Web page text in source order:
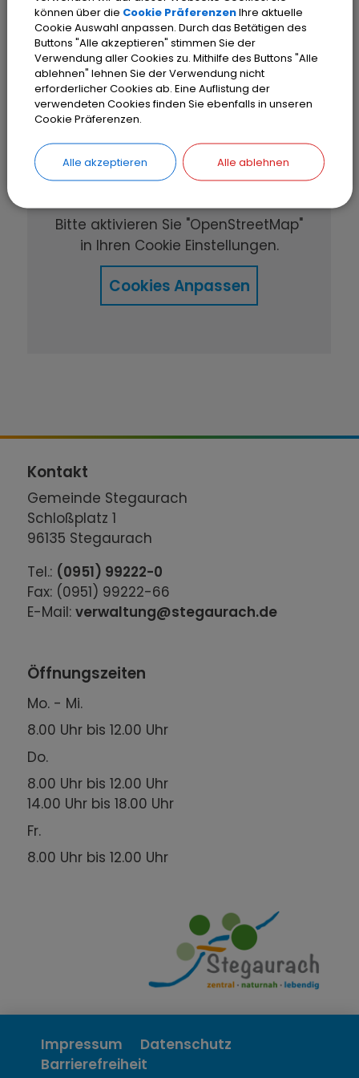
OpenStreetMap wird
derzeit nicht angezeigt
Bitte aktivieren Sie "OpenStreetMap"
in Ihren Cookie Einstellungen.
Cookies Anpassen
Kontakt
Gemeinde Stegaurach
Schloßplatz 1
96135 Stegaurach
Tel.: (0951) 99222-0
Fax: (0951) 99222-66
E-Mail:verwaltung@stegaurach.de
Öffnungszeiten
Mo. - Mi.
8.00 Uhr bis 12.00 Uhr
Do.
8.00 Uhr bis 12.00 Uhr
14.00 Uhr bis 18.00 Uhr
Fr.
8.00 Uhr bis 12.00 Uhr
Impressum
Datenschutz
Barrierefreiheit
können über die Cookie PräferenzenIhre aktuelle
Cookie Auswahl anpassen. Durch das Betätigen des
Buttons "Alle akzeptieren" stimmen Sie der
Verwendung aller Cookies zu. Mithilfe des Buttons "Alle
ablehnen" lehnen Sie der Verwendung nicht
erforderlicher Cookies ab. Eine Auflistung der
verwendeten Cookies finden Sie ebenfalls in unseren
Cookie Präferenzen.
Alle akzeptieren Alle ablehnen